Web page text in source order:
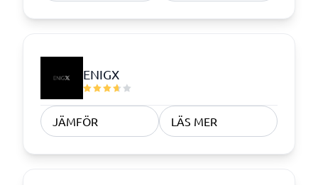
ENIGX
JÄMFÖR LÄS MER